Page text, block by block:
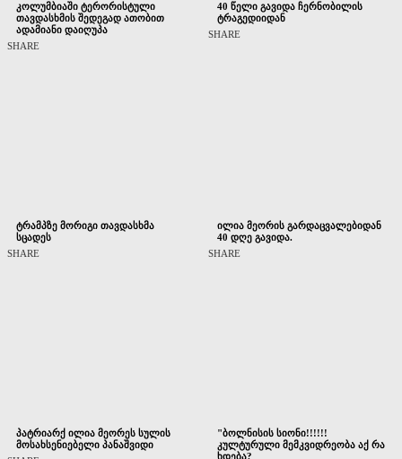
კოლუმბიაში ტერორისტული
თავდასხმის შედეგად ათობით
ადამიანი დაიღუპა
SHARE
40 წელი გავიდა ჩერნობილის
ტრაგედიიდან
SHARE
ტრამპზე მორიგი თავდასხმა
სცადეს
SHARE
ილია მეორის გარდაცვალებიდან
40 დღე გავიდა.
SHARE
პატრიარქ ილია მეორეს სულის
მოსახსენიებელი პანაშვიდი
"ბოლნისის სიონი!!!!!!
კულტურული მემკვიდრეობა აქ რა
ხდება?